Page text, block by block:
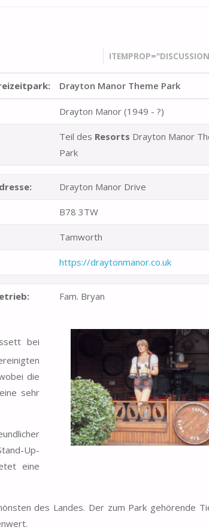
Drayton Manor Theme Park
Drayton Manor (1949 - ?)
Teil des Resorts Drayton Manor
Park
Drayton Manor Drive
B78 3TW
Tamworth
https://draytonmanor.co.uk
Fam. Bryan
bei
die
sehr
Up-
eine
des Landes. Der zum Park gehörende